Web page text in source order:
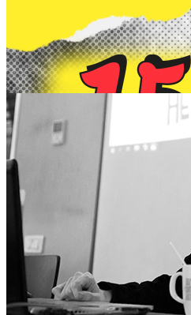
15 ноября в рамках doca-talk